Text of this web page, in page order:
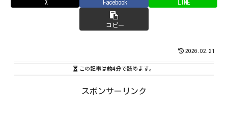
X Facebook LINE
コピー
2026.02.21
この記事は約4分で読めます。
スポンサーリンク